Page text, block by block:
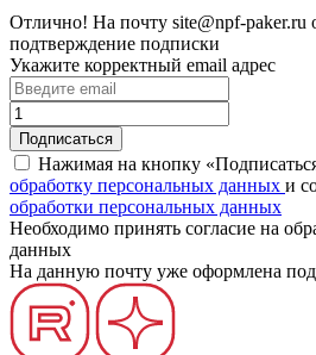
Отлично! На почту site@npf-paker.ru
подтверждение подписки
Укажите корректный email адрес
Нажимая на кнопку
обработку персональных данных и
обработки персональных данных
Необходимо принять согласие на
данных
На данную почту уже оформлена